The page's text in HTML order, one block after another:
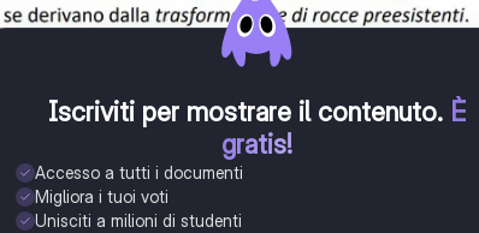
Iscriviti per mostrare il contenuto. È
gratis!
Accesso a tutti i documenti
Migliora i tuoi voti
Unisciti a milioni di studenti